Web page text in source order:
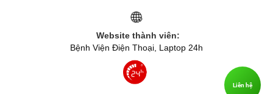
Ốp lưng Samsung Z Flip3 5G chính hãng vô cùng
thông minh khi kết hợp vòng đeo ngón tay
- Phụ kiện này không chỉ có thiết kế bảo vệ đường viền
mỏng mà còn có một vòng hữu ích được tích hợp sẵn
Website thành viên:
Bệnh Viện Điện Thoại, Laptop 24h
Liên hệ